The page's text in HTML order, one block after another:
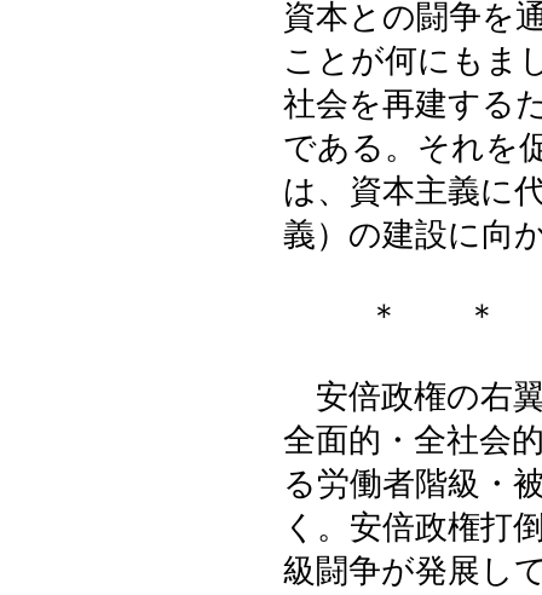
資本との闘争を
ことが何にもま
社会を再建する
である。それを
は、資本主義に
義）の建設に向
＊ ＊
安倍政権の右
全面的・全社会
る労働者階級・
く。安倍政権打
級闘争が発展し